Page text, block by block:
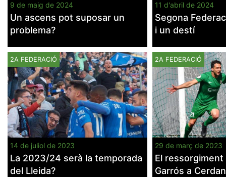
9 de maig de 2024
Un ascens pot suposar un
problema?
11 d'abril de 2024
Segona
i un destí
2A FEDERACIÓ
14 de juliol de 2023
La 2023/24 serà la temporada
del Lleida?
2A FEDERACIÓ
29 de març de 2023
El ressorgiment
Garrós a